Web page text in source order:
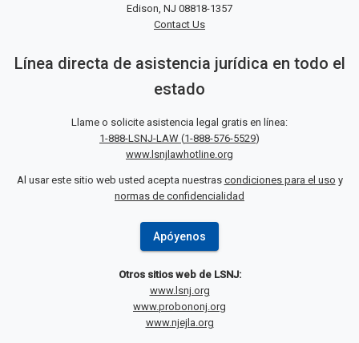
Edison, NJ 08818-1357
Contact Us
Línea directa de asistencia jurídica en todo el
estado
Llame o solicite asistencia legal gratis en línea:
1-888-LSNJ-LAW (1-888-576-5529)
www.lsnjlawhotline.org
Al usar este sitio web usted acepta nuestras condiciones para el uso y
normas de confidencialidad
Apóyenos
Otros sitios web de LSNJ:
www.lsnj.org
www.probononj.org
www.njejla.org